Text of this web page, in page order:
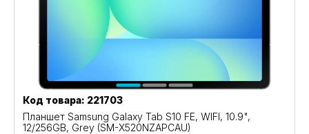
Код товара: 221703
Планшет Samsung Galaxy Tab S10 FE, WIFI, 10.9",
12/256GB, Grey (SM-X520NZAPCAU)